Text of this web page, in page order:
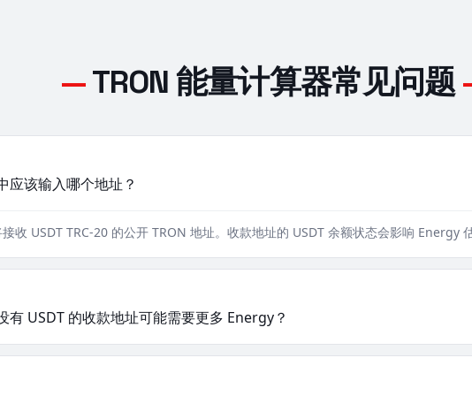
—TRON 能量计算器常见问题
应该输入哪个地址？
收 USDT TRC-20 的公开 TRON 地址。收款地址的 USDT 余额状态会影响 Energy 估
有 USDT 的收款地址可能需要更多 Energy？